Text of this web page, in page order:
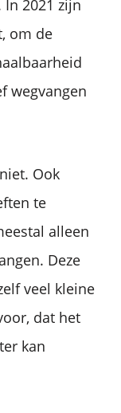
2021 zijn
om de
wegvangen
Ook
te
alleen
Deze
veel kleine
dat het
kan